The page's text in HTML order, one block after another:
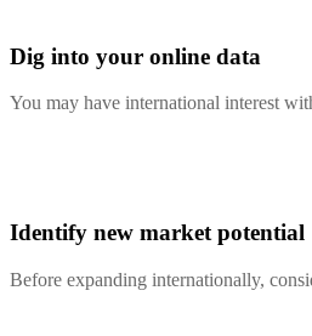
Dig into your online data
You may have international interest
Identify new market potential
Before expanding internationally,